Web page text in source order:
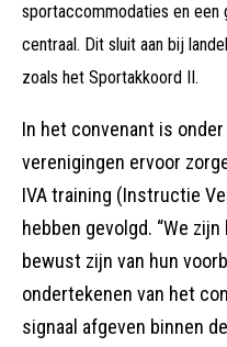
sportaccommodaties en een
centraal. Dit sluit aan bij
zoals het Sportakkoord II.
In het convenant is
verenigingen ervoor
IVA training (Instructie
hebben gevolgd. “We
bewust zijn van hun
ondertekenen van het
signaal afgeven binnen